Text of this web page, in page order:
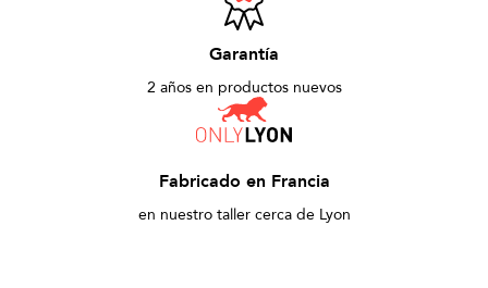
Garantía
2 años en productos nuevos
Fabricado en Francia
en nuestro taller cerca de Lyon